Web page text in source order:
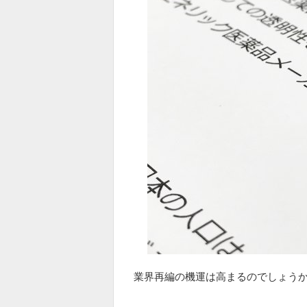
業界再編の機運は高まるのでしょう